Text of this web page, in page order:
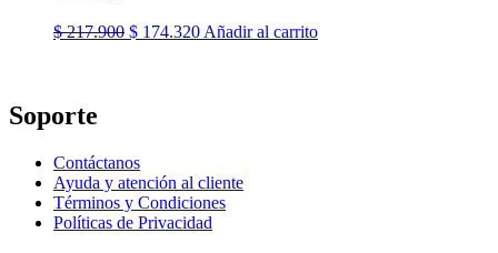
$217.900 El
$ 174.320ElAñadir al carrito
Soporte
Contáctanos
Ayuda y atención al cliente
Términos y Condiciones
Políticas de Privacidad